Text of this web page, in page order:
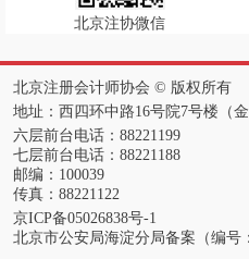
北京注协微信
北京注册会计师协会 ©️ 版权所有
地址：西四环中路16号院7号楼（金
六层前台电话：88221199
七层前台电话：88221188
邮编：100039
传真：88221122
京ICP备05026838号-1
北京市公安局海淀分局备案（编号